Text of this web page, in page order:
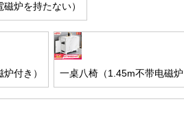
炉を持たない）
付き） 一桌八椅（1.45m不带电磁炉